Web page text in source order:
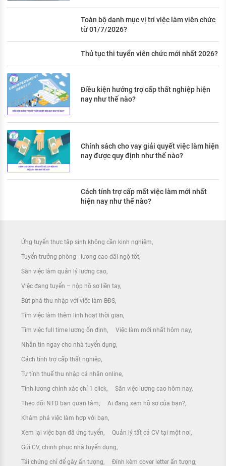
Toàn bộ danh mục vị trí việc làm viên chức
từ 01/7/2026?
Thủ tục thi tuyển viên chức mới nhất 2026?
Điều kiện hưởng trợ cấp thất nghiệp hiện
nay như thế nào?
Chính sách cho vay giải quyết việc làm hiện
nay được quy định như thế nào?
Cách tính trợ cấp mất việc làm mới nhất
hiện nay như thế nào?
Ứng tuyển thực tập sinh không cần kinh nghiệm
Tuyển trưởng phòng - lương cao đãi ngộ tốt
Săn việc làm quản lý lương cao
Việc đang tuyển – nộp hồ sơ liền tay
Bứt phá thu nhập với việc làm BĐS
Tìm việc làm thêm linh hoạt thời gian
Tìm việc full time lương ổn định Việc làm mới nhất hôm nay
Nhắn tin ngay cho nhà tuyển dụng
Cách tính trợ cấp thất nghiệp
Tự tính thuế thu nhập cá nhân online
Tính lương chính xác chỉ 1 click Săn việc lương cao hôm nay
Theo dõi NTD bạn quan tâm Ai đang xem hồ sơ của bạn?
Khám phá việc làm hợp với bạn
Xem lại việc bạn đã ứng tuyển Quản lý tất cả CV tại một nơi
Gửi CV, chinh phục nhà tuyển dụng
Tải chứng chỉ để gây ấn tượng Đính kèm cover letter ấn tượng